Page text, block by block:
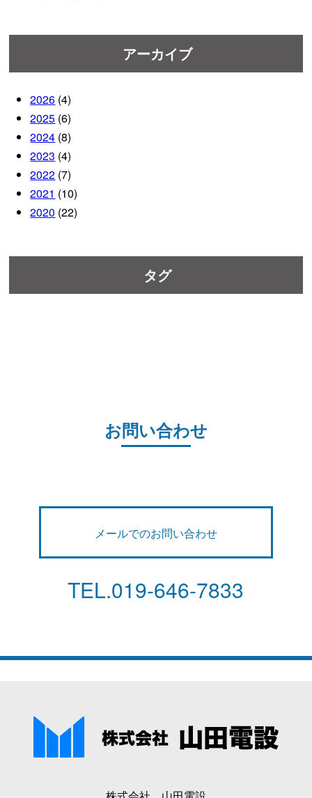
アーカイブ
2026 (4)
2025 (6)
2024 (8)
2023 (4)
2022 (7)
2021 (10)
2020 (22)
タグ
お問い合わせ
メールでのお問い合わせ
TEL.019-646-7833